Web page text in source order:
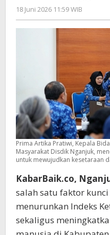
18 Juni 2026 11:59 WIB
Gagah
Prima Artika Pratiwi, Kepala
Masyarakat Disdik Nganjuk,
untuk mewujudkan kesetaraan
KabarBaik.co,
salah satu faktor
menurunkan Indeks
sekaligus